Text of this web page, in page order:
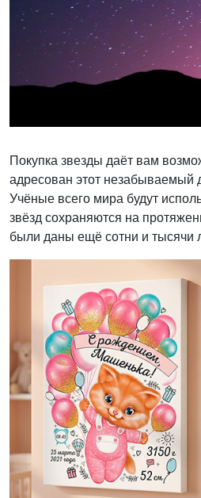
Покупка звезды даёт вам
адресован этот незабываемый
Учёные всего мира будут
звёзд сохраняются на
были даны ещё сотни и тысячи